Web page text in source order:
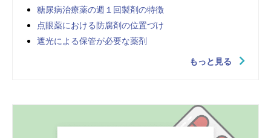
糖尿病治療薬の週１回製剤の特徴
点眼薬における防腐剤の位置づけ
遮光による保管が必要な薬剤
もっと見る